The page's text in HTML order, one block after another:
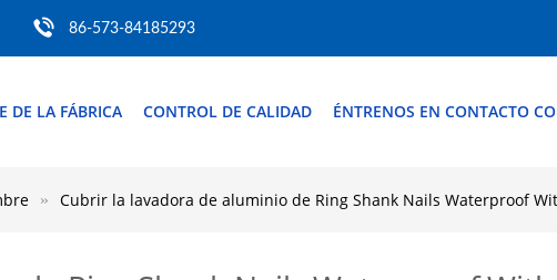
86-573-84185293
DE LA FÁBRICA CONTROL DE CALIDAD ÉNTRENOS EN CONTACTO
Cubrir la lavadora de aluminio de Ring Shank Nails Waterproof